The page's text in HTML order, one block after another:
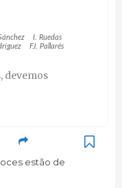
I. Ruedas
FJ. Pallarés
devemos
estão de